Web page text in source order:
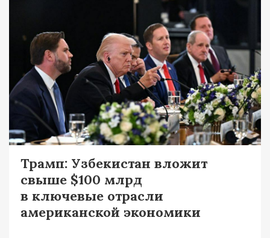
Трамп: Узбекистан вложит
свыше $100 млрд
в ключевые отрасли
американской экономики